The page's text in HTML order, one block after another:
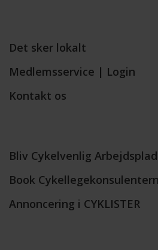
Det sker lokalt
Medlemsservice | Login
Kontakt os
Bliv Cykelvenlig
Book
Annoncering i CYKLISTER